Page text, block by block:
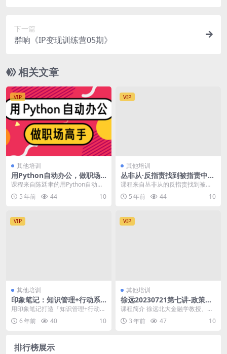
下一篇
群响《IP变现训练营05期》
相关文章
VIP
其他培训
用Python自动办公，做职场
高手
课程来自陈廷聿的用Python自动办
公，做职场高手，适用，非程序员
的0基础学员；...
5 年前 44 10
VIP
其他培训
丛非从·反指责找到被指责中的
资源，价值899元
课程来自丛非从的反指责找到被指
责中的资源，价值899元。被指责
里，既有伤害，又有...
5 年前 44 10
VIP
其他培训
印象笔记：知识管理+行动系
统
用印象笔记打造「知识管理+行动系
统」的第二大脑，是一种高效的生
活方式。我们将知识...
6 年前 40 10
VIP
其他培训
徐远20230721第七讲-政策秋
波频送，市场不解风情——20
23年中回顾与展望
课程简介 徐远北大金融学教授、博
士生导师美国杜克大学经济学博
士，政策秋波频送市场...
3 年前 47 10
排行榜展示